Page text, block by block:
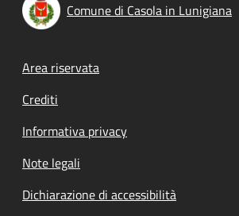
Comune di Casola in Lunigiana
Footer menu
Area riservata
Crediti
Informativa privacy
Note legali
Dichiarazione di accessibilità